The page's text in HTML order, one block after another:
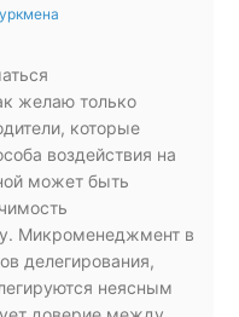
желаю только
которые
воздействия на
может быть
Микроменеджмент в
делегирования,
неясным